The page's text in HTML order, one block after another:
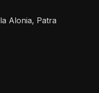
Alonia, Patra